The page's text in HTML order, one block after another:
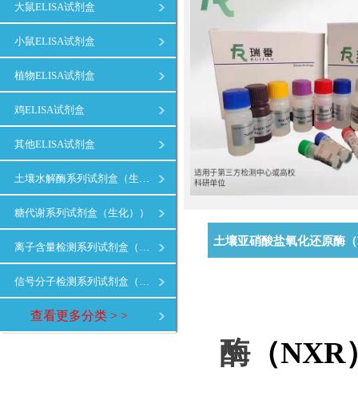
大鼠ELISA试剂盒
小鼠ELISA试剂盒
植物ELISA试剂盒
鸡ELISA试剂盒
其他ELISA试剂盒
土壤水解酶系列试剂盒（生化）
糖代谢系列试剂盒（生化））
离子含量检测系列试剂盒（生化）
信号分子检测系列试剂盒（生化）
查看更多分类 > >
土壤亚硝酸盐氧化还原酶
酶（NXR